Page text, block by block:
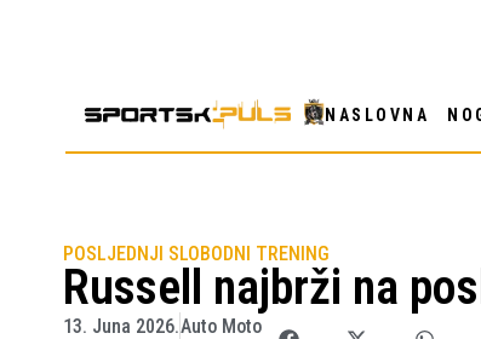
NASLOVNA
POSLJEDNJI SLOBODNI TRENING
Russell najbrži na
13. Juna 2026.Auto Moto